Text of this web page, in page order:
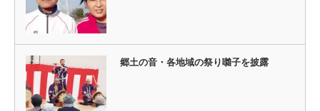
郷土の音・各地域の祭り囃子を披露